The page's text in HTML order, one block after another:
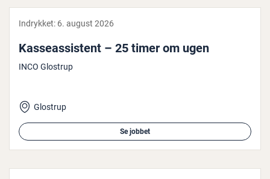
Indrykket: 6. august 2026
Kas­seas­si­stent – 25 timer om ugen
INCO Glostrup
Glostrup
Se jobbet